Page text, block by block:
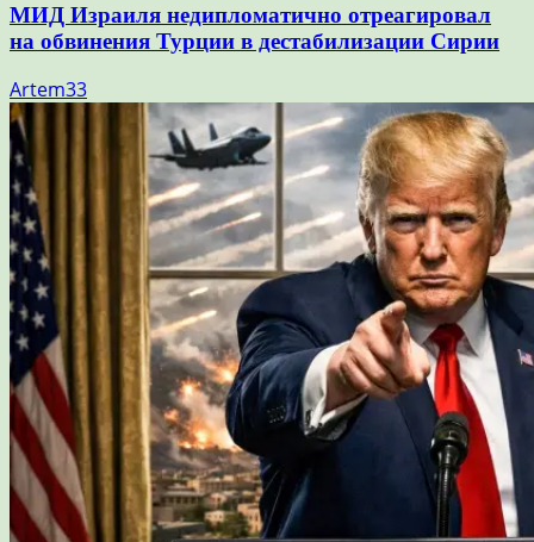
МИД Израиля недипломатично отреагировал
на обвинения Турции в дестабилизации Сирии
Artem33